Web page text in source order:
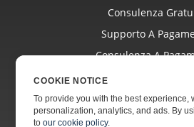
Consulenza
Supporto A
Consulenza A
Siti Web
COOKIE NOTICE
To provide you with the best experience,
personalization, analytics, and ads. By
toour cookie policy.